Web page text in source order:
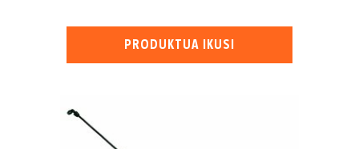
PRODUKTUA IKUSI